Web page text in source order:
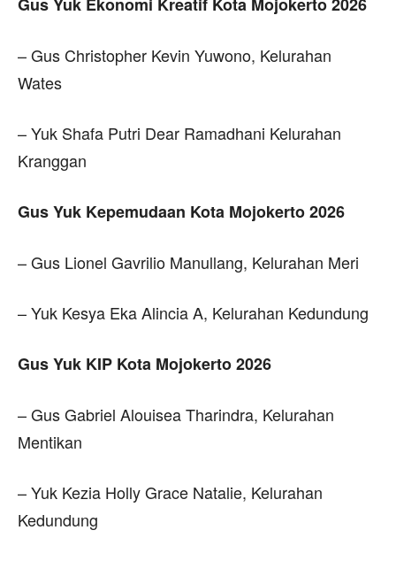
– Gus Christopher Kevin Yuwono, Kelurahan
Wates
– Yuk Shafa Putri Dear Ramadhani Kelurahan
Kranggan
Gus Yuk Kepemudaan Kota Mojokerto 2026
– Gus Lionel Gavrilio Manullang, Kelurahan Meri
– Yuk Kesya Eka Alincia A, Kelurahan Kedundung
Gus Yuk KIP Kota Mojokerto 2026
– Gus Gabriel Alouisea Tharindra, Kelurahan
Mentikan
– Yuk Kezia Holly Grace Natalie, Kelurahan
Kedundung